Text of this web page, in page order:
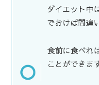
ダイエット中
でおけば間違
食前に食べれ
ことができま